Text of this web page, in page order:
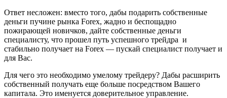
Ответ несложен: вместо того, дабы подарить собственные
деньги пучине рынка Forex, жадно и беспощадно
пожирающей новичков, дайте собственные деньги
специалисту, что прошел путь успешного трейдра и
стабильно получает на Forex — пускай специалист получает и
для Вас.
Для чего это необходимо умелому трейдеру? Дабы расширить
собственный получать еще больше посредством Вашего
капитала. Это именуется доверительное управление.